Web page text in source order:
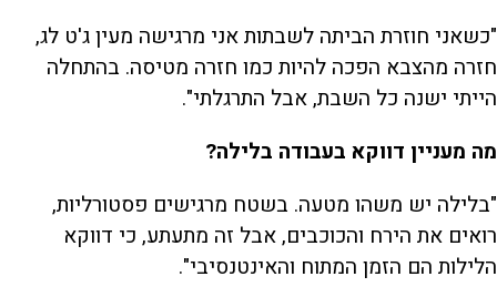
"כשאני חוזרת הביתה לשבתות אני מרגישה מעין ג'ט לג,
חזרה מהצבא הפכה להיות כמו חזרה מטיסה. בהתחלה
הייתי ישנה כל השבת, אבל התרגלתי".
מה מעניין דווקא בעבודה בלילה?
"בלילה יש משהו מטעה. בשטח מרגישים פסטורליות,
רואים את הירח והכוכבים, אבל זה מתעתע, כי דווקא
הלילות הם הזמן המתוח והאינטנסיבי".